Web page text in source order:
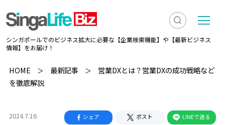
シンガポールでのビジネス拡大に必要な【企業検索機能】や【最新ビジネス
情報】をお届け！
検
検
索
表
メ
ニ
ー
HOME 最新記事
営業DXとは？営業DXの成功戦略など
を徹底解説
2024.7.16 シェア ポスト LINEで送る